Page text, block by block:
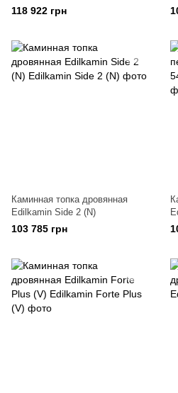
118 922 грн
Каминная топка дровянная
Edilkamin Side 2 (N)
103 785 грн